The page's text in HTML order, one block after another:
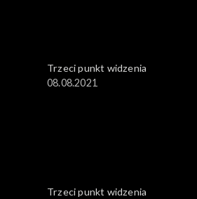
Trzeci punkt widzenia
08.08.2021
Trzeci punkt widzenia